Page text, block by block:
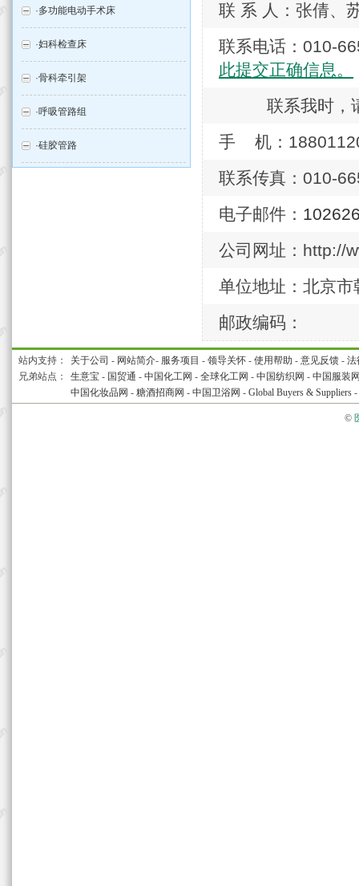
联 系 人：张倩、
联系电话：
此提交正确信息。
联系我时，
手 机：
联系传真：010-
电子邮件：
公司网址：http://
单位地址：北京
邮政编码：
·多功能电动手术床
·妇科检查床
·骨科牵引架
·呼吸管路组
·硅胶管路
站内支持： 关于公司 - 网站简介- 服务项目 - 领导关怀 - 使用帮助 - 意见反馈 - 法
兄弟站点：
生意宝 - 国贸通 - 中国化工网 - 全球化工网 - 中国纺织网 - 中国服装
中国化妆品网 - 糖酒招商网 - 中国卫浴网 - Global Buyers & Suppliers -
©